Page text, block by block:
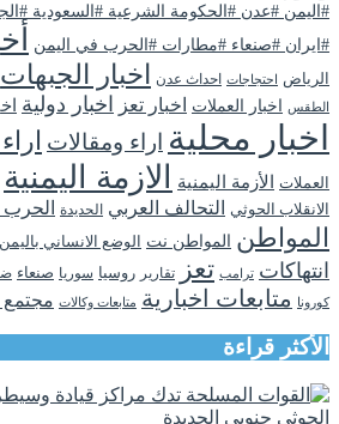
#اليمن #عدن #الحكومة الشرعية #السعودية
#ايران #صنعاء #مطارات #الحرب في اليمن
الرياض
احتجاجات احداث عدن اخبار الجبهات
الطقس
اخبار العملات اخبار تعز اخبار دولية
اخبار محلية اراء ومقالات
العملات الأزمة اليمنية الازمة اليمنية
الانقلاب الحوثي التحالف العربي الحديدة الحرب
المواطن المواطن نت الوضع الانساني باليمن
انتهاكات ترامب تعز تقارير روسيا سوريا صنعاء
كورونا متابعات اخبارية متابعات وكالات
الأكثر قراءة